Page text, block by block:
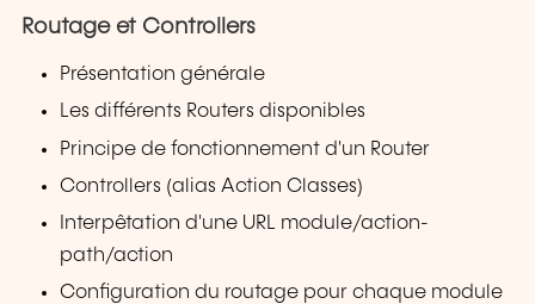
Routage et Controllers
Présentation générale
Les différents Routers disponibles
Principe de fonctionnement d'un Router
Controllers (alias Action Classes)
Interpêtation d'une URL module/action-
path/action
Configuration du routage pour chaque module